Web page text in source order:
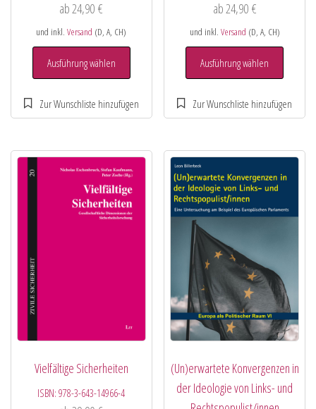
ab24,90€
und inkl.Versand (D, A, CH)
Ausführung wählen
ab24,90 €
und inkl. Versand (D, A, CH)
Ausführung wählen
Vielfältige Sicherheiten
ISBN:978-3-643-14966-4
(Un)erwartete Konvergenzen in
der Ideologie von Links- und